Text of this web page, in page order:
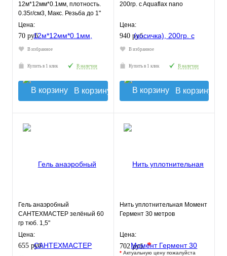
12м*12мм*0.1мм, плотность.
0.35г/см3, Макс. Резьба до 1"
МВ1212-035 TIM
Цена:
70 руб.
В избранное
Купить в 1 клик В наличии
В корзину
200гр. c Aquaflax nano
Цена:
940 руб.
В избранное
Купить в 1 клик В наличии
В корзину
Гель анаэробный
САНТЕХМАСТЕР зелёный 60
гр тюб. 1,5"
Цена:
655 руб.
Нить уплотнительная Момент
Гермент 30 метров
Цена:
702 руб.*
* Актуальную цену пожалуйста